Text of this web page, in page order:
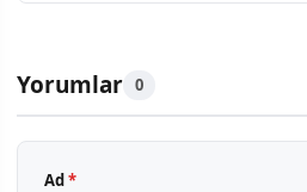
Yorumlar 0
Ad*